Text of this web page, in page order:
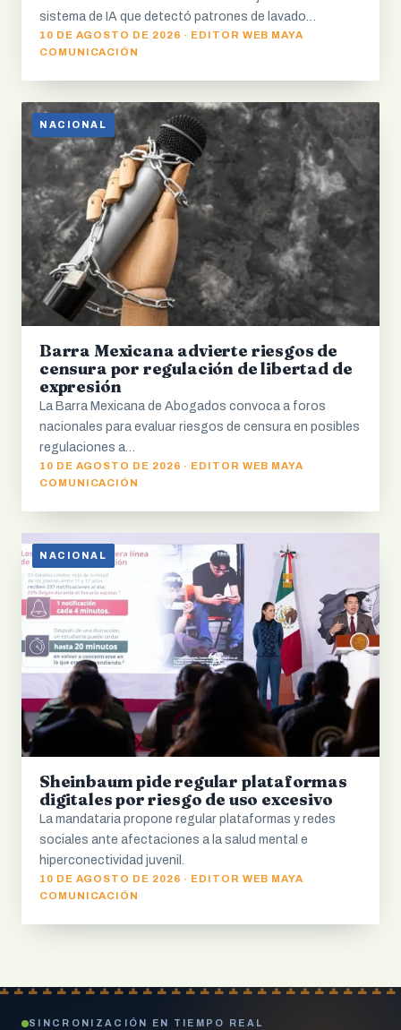
sistema de IA que detectó patrones de lavado…
10 DE AGOSTO DE 2026 · EDITOR WEB MAYA
COMUNICACIÓN
NACIONAL
Barra Mexicana advierte riesgos de
censura por regulación de libertad de
expresión
La Barra Mexicana de Abogados convoca a foros
nacionales para evaluar riesgos de censura en posibles
regulaciones a…
10 DE AGOSTO DE 2026 · EDITOR WEB MAYA
COMUNICACIÓN
NACIONAL
Sheinbaum pide regular plataformas
digitales por riesgo de uso excesivo
La mandataria propone regular plataformas y redes
sociales ante afectaciones a la salud mental e
hiperconectividad juvenil.
10 DE AGOSTO DE 2026 · EDITOR WEB MAYA
COMUNICACIÓN
SINCRONIZACIÓN EN TIEMPO REAL